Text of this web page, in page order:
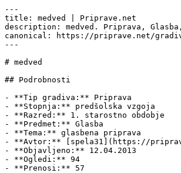
---
title: medved | Priprave.net
description: medved. Priprava,
canonical: https://priprave.net/
---
# medved
## Podrobnosti
- **Tip gradiva:** Priprava
- **Stopnja:** predšolska vzgoja
- **Razred:** 1. starostno obdobje
- **Predmet:** Glasba
- **Tema:** glasbena priprava
- **Avtor:** [spela31](https://
- **Objavljeno:** 12.04.2013
- **Ogledi:** 94
- **Prenosi:** 57